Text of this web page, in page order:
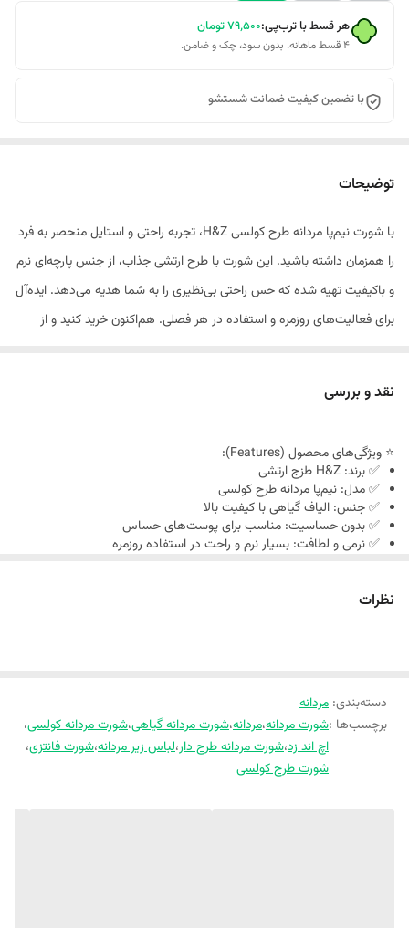
هر قسط با ترب‌پی:۷۹٬۵۰۰تومان
۴ قسط ماهانه. بدون سود، چک و ضامن.
با تضمین کیفیت ضمانت شستشو
توضیحات
با شورت نیم‌پا مردانه طرح کولسی H&Z، تجربه راحتی و استایل منحصر به فرد
را همزمان داشته باشید. این شورت با طرح ارتشی جذاب، از جنس پارچه‌ای نرم
و باکیفیت تهیه شده که حس راحتی بی‌نظیری را به شما هدیه می‌دهد. ایده‌آل
برای فعالیت‌های روزمره و استفاده در هر فصلی. هم‌اکنون خرید کنید و از
نقد و بررسی
⭐ ویژگی‌های محصول (Features):
✅ برند: H&Z طزج ارتشی
✅ مدل: نیم‌پا مردانه طرح کولسی
✅ جنس: الیاف گیاهی با کیفیت بالا
✅ بدون حساسیت: مناسب برای پوست‌های حساس
✅ نرمی و لطافت: بسیار نرم و راحت در استفاده روزمره
✅ رنگ و طرح: طرح کولسی جذاب و مردانه
دور
باسن
80
دور کمر
76
72
70
28
نظرات
دسته‌بندی: مردانه
برچسب‌ها :شورت مردانه،مردانه،شورت مردانه گیاهی،شورت مردانه کولسی،
اچ اند زد،شورت مردانه طرح دار،لباس زیر مردانه،شورت فانتزی،
شورت طرح کولسی